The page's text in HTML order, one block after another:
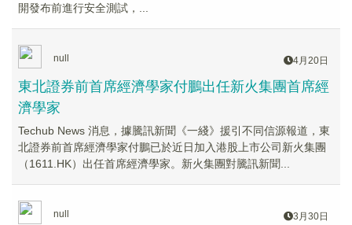
開發布前進行安全測試，...
null 4月20日
東北證券前首席經濟學家付鵬出任新火集團首席經
濟學家
Techub News 消息，據騰訊新聞《一綫》援引不同信源報道，東
北證券前首席經濟學家付鵬已於近日加入港股上市公司新火集團
（1611.HK）出任首席經濟學家。新火集團對騰訊新聞...
null 3月30日